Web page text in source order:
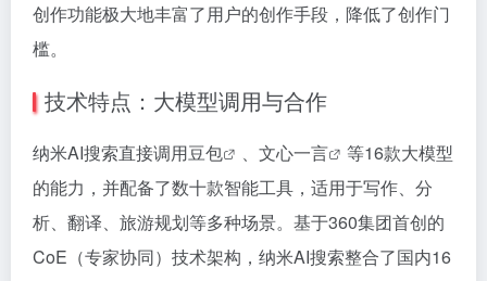
创作功能极大地丰富了用户的创作手段，降低了创作门
槛。
技术特点：大模型调用与合作
纳米AI搜索直接调用豆包 、 文心一言
等16款大模型
的能力，并配备了数十款智能工具，适用于写作、分
析、翻译、旅游规划等多种场景。基于360集团首创的
CoE（专家协同）技术架构，纳米AI搜索整合了国内16